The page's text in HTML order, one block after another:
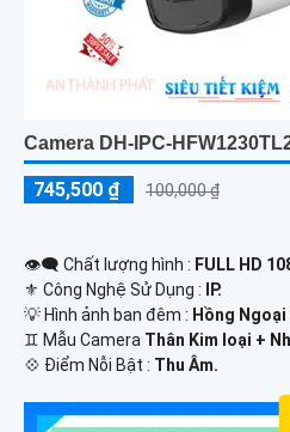
Camera DH-IPC-
745,500 ₫ 100,000 ₫
👁️‍🗨 Chất lượng hình : FULL HD
⚜️ Công Nghệ Sử Dụng :
IP.
💡 Hình ảnh ban đêm : Hồng
♊ Mẫu Camera Thân Kim loại +
️💠 Điểm Nỗi Bật : Thu Âm.